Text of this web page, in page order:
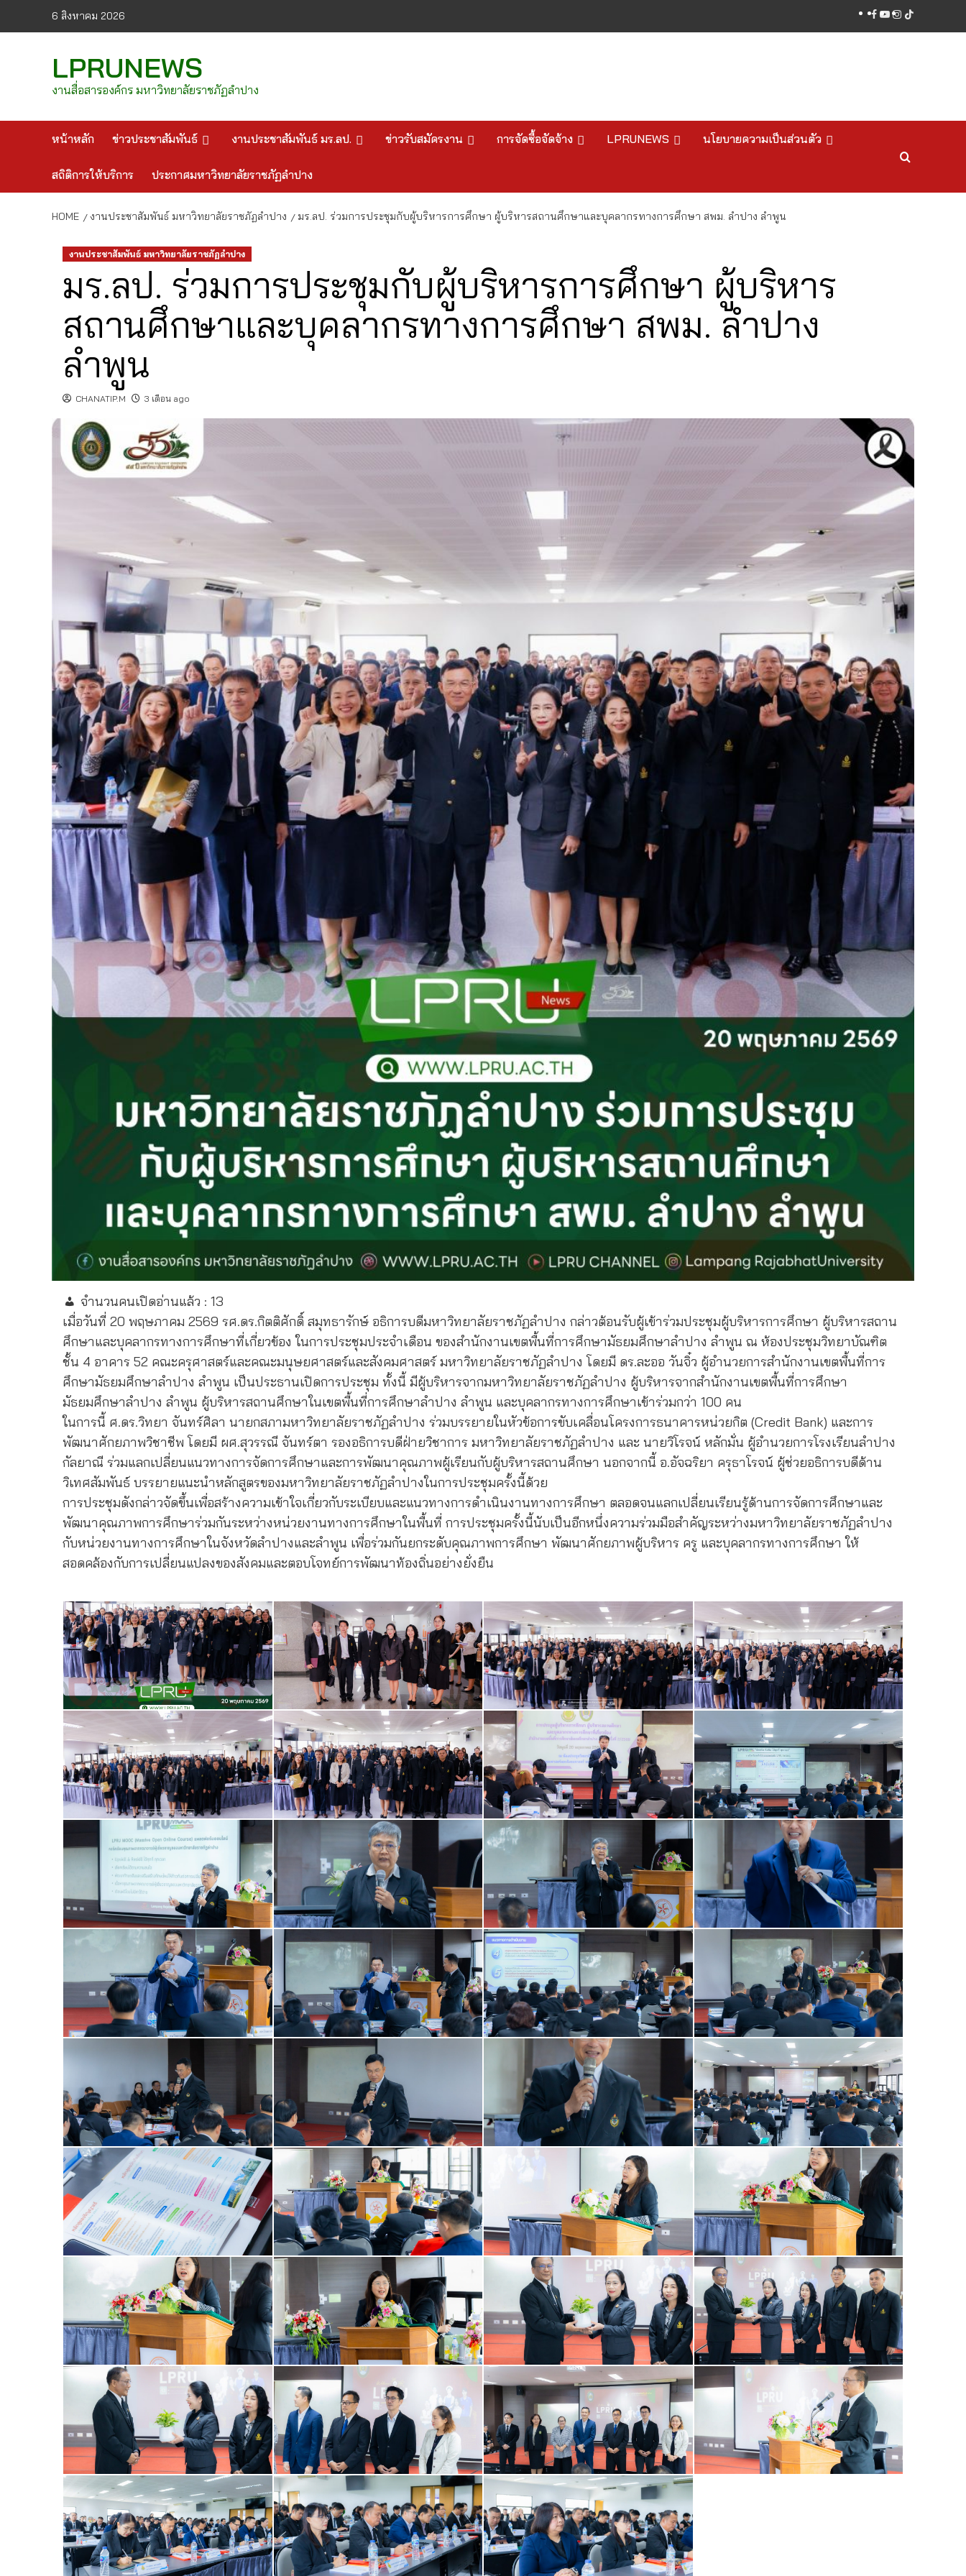
6 สิงหาคม 2026 facebook
youtube
instagram
tiktok
LPRUNEWS
งานสื่อสารองค์กร มหาวิทยาลัยราชภัฏลำปาง
หน้าหลัก ข่าวประชาสัมพันธ์ งานประชาสัมพันธ์ มร.ลป. ข่าวรับสมัครงาน การจัดซื้อจัดจ้าง LPRUNEWS นโยบายความเป็นส่วนตัว
สถิติการให้บริการ ประกาศมหาวิทยาลัยราชภัฏลำปาง
HOME งานประชาสัมพันธ์ มหาวิทยาลัยราชภัฏลำปาง มร.ลป. ร่วมการประชุมกับผู้บริหารการศึกษา ผู้บริหารสถานศึกษาและบุคลากรทางการศึกษา สพม. ลำปาง ลำพูน
งานประชาสัมพันธ์ มหาวิทยาลัยราชภัฏลำปาง
มร.ลป. ร่วมการประชุมกับผู้บริหารการศึกษา ผู้บริหาร
สถานศึกษาและบุคลากรทางการศึกษา สพม. ลำปาง
ลำพูน
CHANATIP.M 3 เดือน ago
จำนวนคนเปิดอ่านแล้ว : 13
เมื่อวันที่ 20 พฤษภาคม 2569 รศ.ดร.กิตติศักดิ์ สมุทธารักษ์ อธิการบดีมหาวิทยาลัยราชภัฏลำปาง กล่าวต้อนรับผู้เข้าร่วมประชุมผู้บริหารการศึกษา ผู้บริหารสถาน
ศึกษาและบุคลากรทางการศึกษาที่เกี่ยวข้อง ในการประชุมประจำเดือน ของสำนักงานเขตพื้นที่การศึกษามัธยมศึกษาลำปาง ลำพูน ณ ห้องประชุมวิทยาบัณฑิต
ชั้น 4 อาคาร 52 คณะครุศาสตร์และคณะมนุษยศาสตร์และสังคมศาสตร์ มหาวิทยาลัยราชภัฏลำปาง โดยมี ดร.ละออ วันจิ๋ว ผู้อำนวยการสำนักงานเขตพื้นที่การ
ศึกษามัธยมศึกษาลำปาง ลำพูน เป็นประธานเปิดการประชุม ทั้งนี้ มีผู้บริหารจากมหาวิทยาลัยราชภัฏลำปาง ผู้บริหารจากสำนักงานเขตพื้นที่การศึกษา
มัธยมศึกษาลำปาง ลำพูน ผู้บริหารสถานศึกษาในเขตพื้นที่การศึกษาลำปาง ลำพูน และบุคลากรทางการศึกษาเข้าร่วมกว่า 100 คน
ในการนี้ ศ.ดร.วิทยา จันทร์ศิลา นายกสภามหาวิทยาลัยราชภัฏลำปาง ร่วมบรรยายในหัวข้อการขับเคลื่อนโครงการธนาคารหน่วยกิต (Credit Bank) และการ
พัฒนาศักยภาพวิชาชีพ โดยมี ผศ.สุวรรณี จันทร์ตา รองอธิการบดีฝ่ายวิชาการ มหาวิทยาลัยราชภัฏลำปาง และ นายวิโรจน์ หลักมั่น ผู้อำนวยการโรงเรียนลำปาง
กัลยาณี ร่วมแลกเปลี่ยนแนวทางการจัดการศึกษาและการพัฒนาคุณภาพผู้เรียนกับผู้บริหารสถานศึกษา นอกจากนี้ อ.อัจฉริยา ครุธาโรจน์ ผู้ช่วยอธิการบดีด้าน
วิเทศสัมพันธ์ บรรยายแนะนำหลักสูตรของมหาวิทยาลัยราชภัฏลำปางในการประชุมครั้งนี้ด้วย
การประชุมดังกล่าวจัดขึ้นเพื่อสร้างความเข้าใจเกี่ยวกับระเบียบและแนวทางการดำเนินงานทางการศึกษา ตลอดจนแลกเปลี่ยนเรียนรู้ด้านการจัดการศึกษาและ
พัฒนาคุณภาพการศึกษาร่วมกันระหว่างหน่วยงานทางการศึกษาในพื้นที่ การประชุมครั้งนี้นับเป็นอีกหนึ่งความร่วมมือสำคัญระหว่างมหาวิทยาลัยราชภัฏลำปาง
กับหน่วยงานทางการศึกษาในจังหวัดลำปางและลำพูน เพื่อร่วมกันยกระดับคุณภาพการศึกษา พัฒนาศักยภาพผู้บริหาร ครู และบุคลากรทางการศึกษา ให้
สอดคล้องกับการเปลี่ยนแปลงของสังคมและตอบโจทย์การพัฒนาท้องถิ่นอย่างยั่งยืน